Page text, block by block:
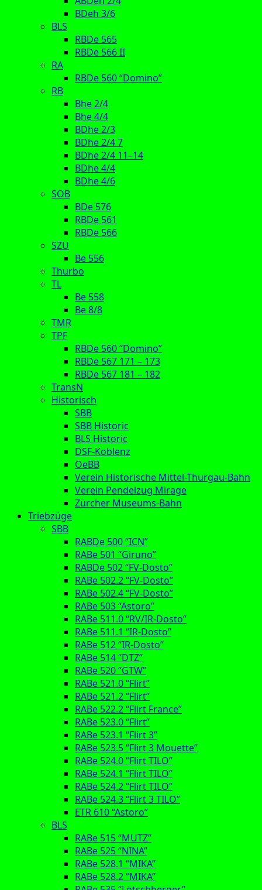
BDeh 3/6
BLS
RBDe 565
RBDe 566 II
RA
RBDe 560 “Domino”
RB
Bhe 2/4
Bhe 4/4
BDhe 2/3
BDhe 2/4 7
BDhe 2/4 11–14
BDhe 4/4
BDhe 4/6
SOB
BDe 576
RBDe 561
RBDe 566
SZU
Be 556
Thurbo
TL
Be 558
Be 8/8
TMR
TPF
RBDe 560 “Domino”
RBDe 567 171 – 173
RBDe 567 181 – 182
TransN
Historisch
SBB
SBB Historic
BLS Historic
DSF-Koblenz
OeBB
Verein Historische Mittel-Thurgau-Bahn
Verein Pendelzug Mirage
Zürcher Museums-Bahn
Triebzüge
SBB
RABDe 500 “ICN”
RABe 501 “Giruno”
RABDe 502 “FV-Dosto”
RABe 502.2 “FV-Dosto”
RABe 502.4 “FV-Dosto”
RABe 503 “Astoro”
RABe 511.0 “RV/IR-Dosto”
RABe 511.1 “IR-Dosto”
RABe 512 “IR-Dosto”
RABe 514 “DTZ”
RABe 520 “GTW”
RABe 521.0 “Flirt”
RABe 521.2 “Flirt”
RABe 522.2 “Flirt France”
RABe 523.0 “Flirt”
RABe 523.1 “Flirt 3”
RABe 523.5 “Flirt 3 Mouette”
RABe 524.0 “Flirt TILO”
RABe 524.1 “Flirt TILO”
RABe 524.2 “Flirt TILO”
RABe 524.3 “Flirt 3 TILO”
ETR 610 “Astoro”
BLS
RABe 515 “MUTZ”
RABe 525 “NINA”
RABe 528.1 “MIKA”
RABe 528.2 “MIKA”